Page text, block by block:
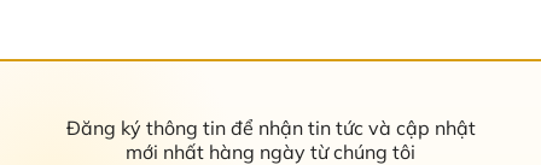
Đăng ký thông tin để nhận tin tức và cập nhật
mới nhất hàng ngày từ chúng tôi